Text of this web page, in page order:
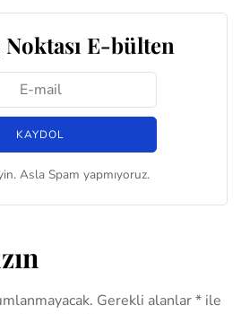
Noktası E-bülten
Asla Spam yapmıyoruz.
Gerekli alanlar*ile